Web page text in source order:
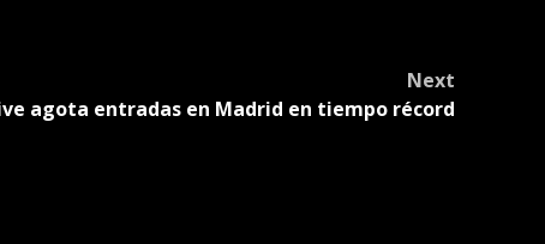
Next
agota entradas en Madrid en tiempo récord